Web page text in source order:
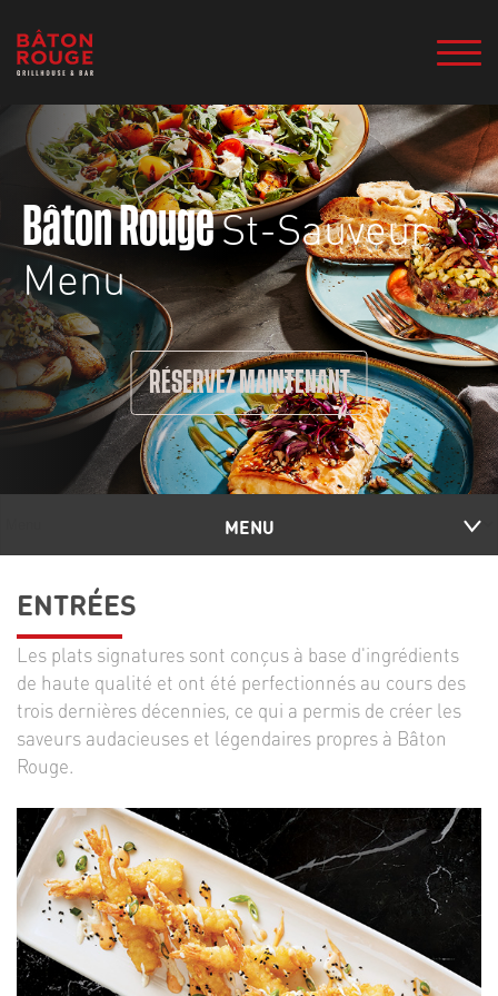
Bâton RougeSt-Sauveur
Menu
RÉSERVEZ MAINTENANT
MENU
ENTRÉES
Les plats signatures sont conçus à base d'ingrédients
de haute qualité et ont été perfectionnés au cours des
trois dernières décennies, ce qui a permis de créer les
saveurs audacieuses et légendaires propres à Bâton
Rouge.